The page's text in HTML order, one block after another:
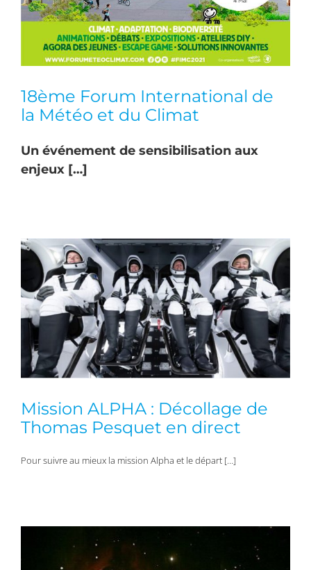
18ème Forum International de
la Météo et du Climat
Un événement de sensibilisation aux
enjeux […]
Mission ALPHA : Décollage de
Thomas Pesquet en direct
Pour suivre au mieux la mission Alpha et le départ […]